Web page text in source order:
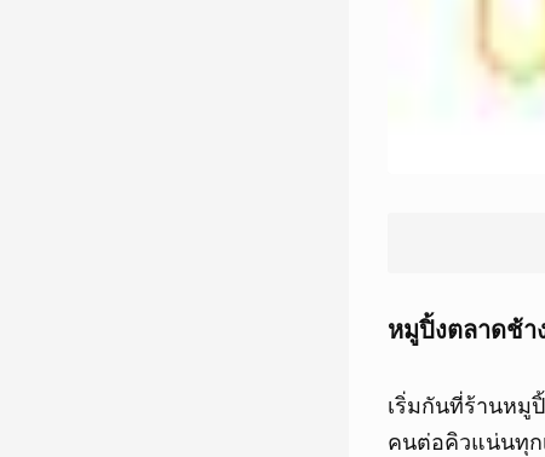
หมูปิ้งตลาดช้า
เริ่มกันที่ร้านหมู
คนต่อคิวแน่นทุก